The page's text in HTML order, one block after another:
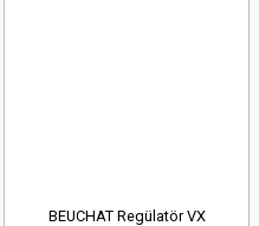
BEUCHAT Regülatör VX